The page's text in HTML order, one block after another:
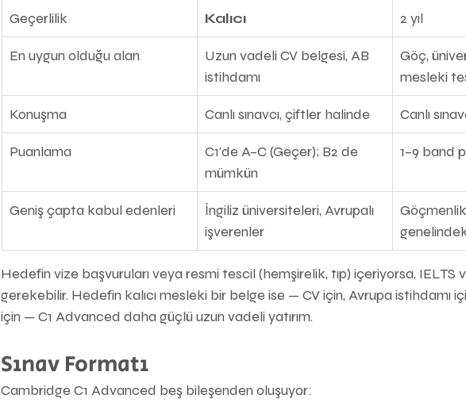
Geçerlilik Kalıcı 2 yıl
En uygun olduğu alan
Uzun vadeli CV belgesi, AB
istihdamı
Göç,
mesleki
Konuşma Canlı sınavcı, çiftler halinde Canlı
Puanlama
C1'de A–C (Geçer); B2 de
mümkün
1–9 band
Geniş çapta kabul edenleri
İngiliz üniversiteleri, Avrupalı
işverenler
Hedefin vize başvuruları veya resmi tescil (hemşirelik, tıp) içeriyorsa, IELTS
gerekebilir. Hedefin kalıcı mesleki bir belge ise — CV için, Avrupa istihdamı
için — C1 Advanced daha güçlü uzun vadeli yatırım.
Sınav Formatı
Cambridge C1 Advanced beş bileşenden oluşuyor: